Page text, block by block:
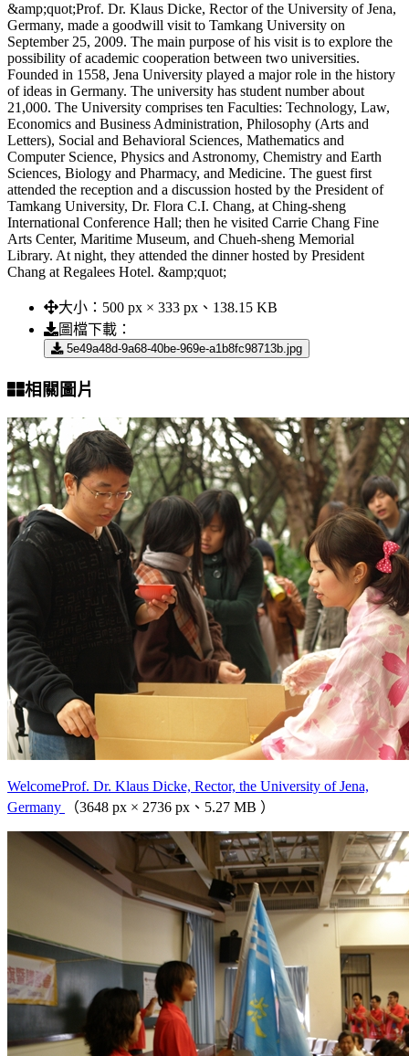
&amp;quot;Prof. Dr. Klaus Dicke, Rector of the University of Jena,
Germany, made a goodwill visit to Tamkang University on
September 25, 2009. The main purpose of his visit is to explore the
possibility of academic cooperation between two universities.
Founded in 1558, Jena University played a major role in the history
of ideas in Germany. The university has student number about
21,000. The University comprises ten Faculties: Technology, Law,
Economics and Business Administration, Philosophy (Arts and
Letters), Social and Behavioral Sciences, Mathematics and
Computer Science, Physics and Astronomy, Chemistry and Earth
Sciences, Biology and Pharmacy, and Medicine. The guest first
attended the reception and a discussion hosted by the President of
Tamkang University, Dr. Flora C.I. Chang, at Ching-sheng
International Conference Hall; then he visited Carrie Chang Fine
Arts Center, Maritime Museum, and Chueh-sheng Memorial
Library. At night, they attended the dinner hosted by President
Chang at Regalees Hotel. &amp;quot;
大小： 500 px × 333 px、138.15 KB
圖檔下載：
5e49a48d-9a68-40be-969e-a1b8fc98713b.jpg
相關圖片
WelcomeProf. Dr. Klaus Dicke, Rector, the University of Jena,
Germany
（3648 px × 2736 px、5.27 MB ）